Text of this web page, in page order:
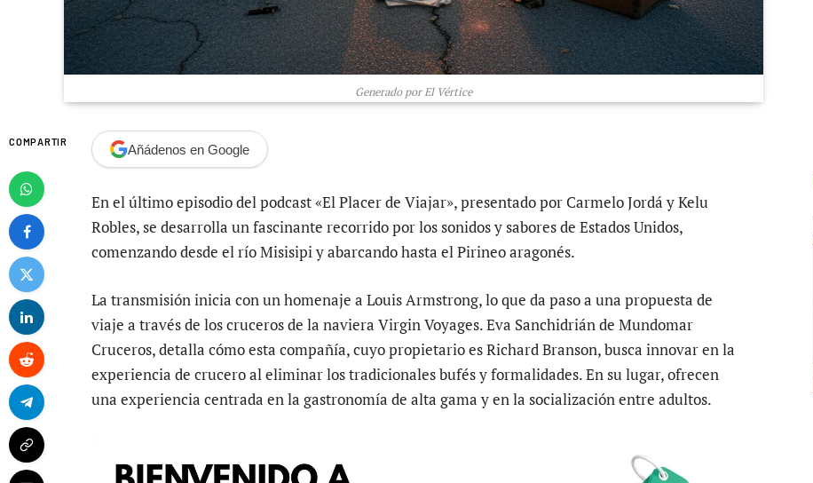
Generado por El Vértice
COMPARTIR Añádenos en Google
En el último episodio del podcast «El Placer de Viajar», presentado por Carmelo Jordá y Kelu
Robles, se desarrolla un fascinante recorrido por los sonidos y sabores de Estados Unidos,
comenzando desde el río Misisipi y abarcando hasta el Pirineo aragonés.
La transmisión inicia con un homenaje a Louis Armstrong, lo que da paso a una propuesta de
viaje a través de los cruceros de la naviera Virgin Voyages. Eva Sanchidrián de Mundomar
Cruceros, detalla cómo esta compañía, cuyo propietario es Richard Branson, busca innovar en la
experiencia de crucero al eliminar los tradicionales bufés y formalidades. En su lugar, ofrecen
una experiencia centrada en la gastronomía de alta gama y en la socialización entre adultos.